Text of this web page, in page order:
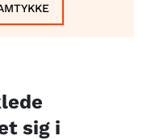
sig i